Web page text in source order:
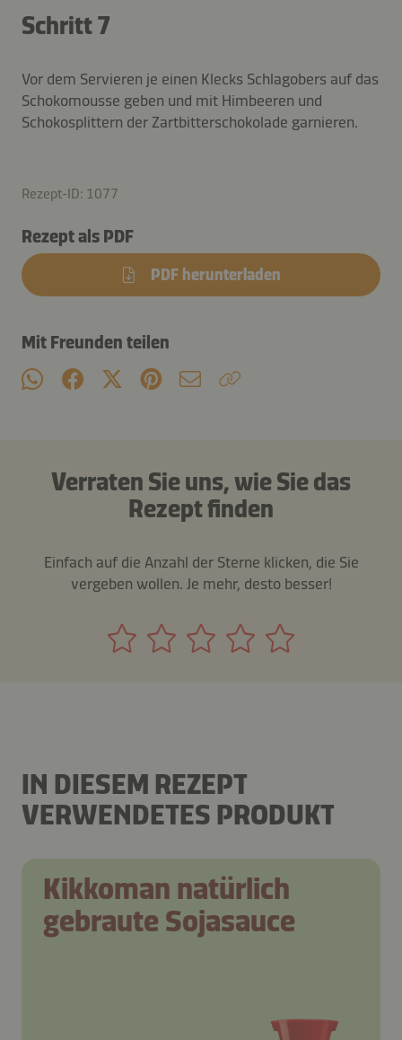
Schritt 7
Vor dem Servieren je einen Klecks Schlagobers auf das
Schokomousse geben und mit Himbeeren und
Schokosplittern der Zartbitterschokolade garnieren.
Rezept-ID: 1077
Rezept als PDF
PDF herunterladen
Mit Freunden teilen
Verraten Sie uns, wie Sie das
Rezept finden
Einfach auf die Anzahl der Sterne klicken, die Sie
vergeben wollen. Je mehr, desto besser!
IN DIESEM REZEPT
VERWENDETES PRODUKT
Kikkoman natürlich
gebraute Sojasauce